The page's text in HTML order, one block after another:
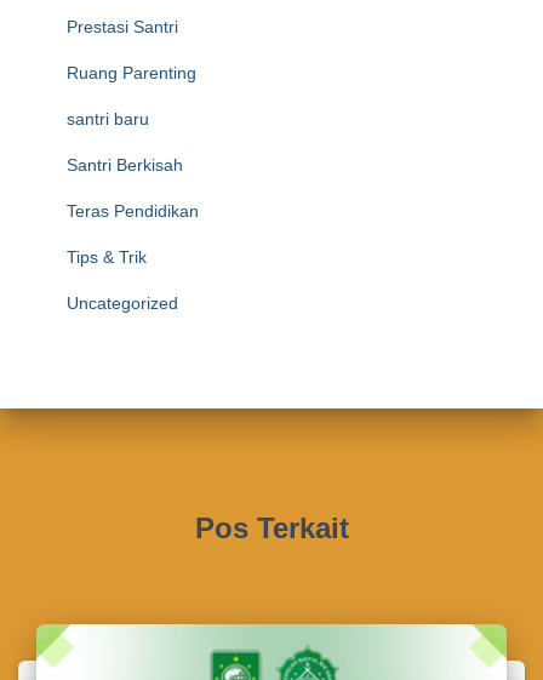
Prestasi Santri
Ruang Parenting
santri baru
Santri Berkisah
Teras Pendidikan
Tips & Trik
Uncategorized
Pos Terkait